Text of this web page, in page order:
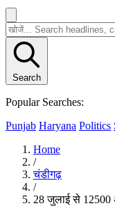
Search
Popular Searches:
Punjab Haryana Politics
Home
/
चंडीगढ़
/
28 जुलाई से 12500